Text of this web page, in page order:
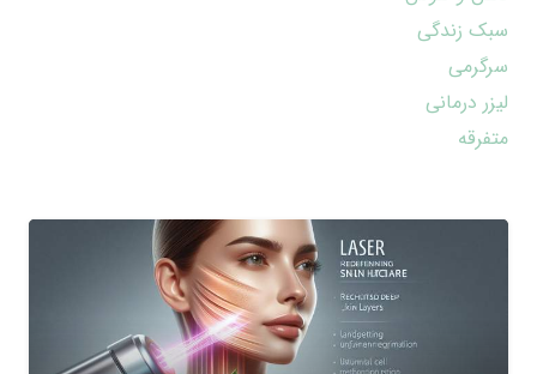
سبک زندگی
سرگرمی
لیزر درمانی
متفرقه